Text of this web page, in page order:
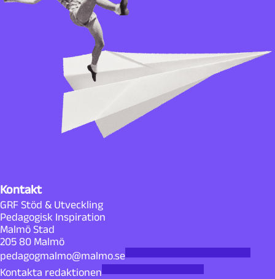
Kontakt
GRF Stöd & Utveckling
Pedagogisk Inspiration
Malmö Stad
205 80 Malmö
pedagogmalmo@malmo.se
Kontakta redaktionen